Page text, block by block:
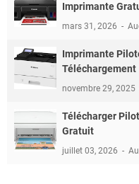
Imprimante
mars 31, 2026
Imprimante
Téléchargement
novembre 29, 2025
Télécharger
Gratuit
juillet 03, 2026